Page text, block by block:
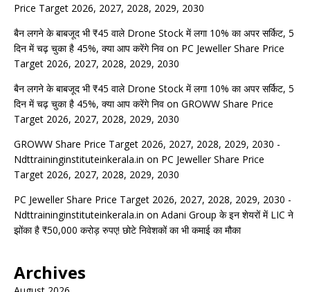
Price Target 2026, 2027, 2028, 2029, 2030
बैन लगने के बाबजूद भी ₹45 वाले Drone Stock में लगा 10% का अपर सर्किट, 5
दिन में चढ़ चुका है 45%, क्या आप करेंगे निव on PC Jeweller Share Price
Target 2026, 2027, 2028, 2029, 2030
बैन लगने के बाबजूद भी ₹45 वाले Drone Stock में लगा 10% का अपर सर्किट, 5
दिन में चढ़ चुका है 45%, क्या आप करेंगे निव on GROWW Share Price
Target 2026, 2027, 2028, 2029, 2030
GROWW Share Price Target 2026, 2027, 2028, 2029, 2030 -
Ndttraininginstituteinkerala.in on PC Jeweller Share Price
Target 2026, 2027, 2028, 2029, 2030
PC Jeweller Share Price Target 2026, 2027, 2028, 2029, 2030 -
Ndttraininginstituteinkerala.in on Adani Group के इन शेयरों में LIC ने
झोंका है ₹50,000 करोड़ रुपए! छोटे निवेशकों का भी कमाई का मौका
Archives